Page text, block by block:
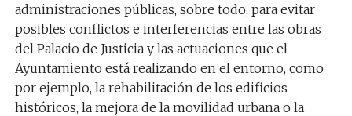
administraciones públicas, sobre todo, para evitar
posibles conflictos e interferencias entre las obras
del Palacio de Justicia y las actuaciones que el
Ayuntamiento está realizando en el entorno, como
por ejemplo, la rehabilitación de los edificios
históricos, la mejora de la movilidad urbana o la